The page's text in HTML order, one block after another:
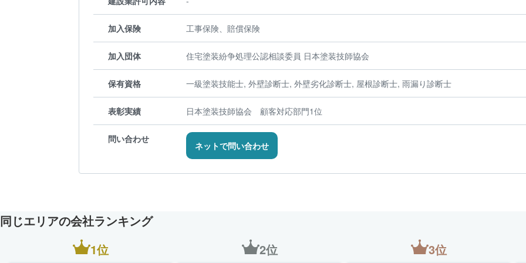
加入保険 工事保険、賠償保険
加入団体 住宅塗装紛争処理公認相談委員 日本塗装技師協会
保有資格 一級塗装技能士, 外壁診断士, 外壁劣化診断士, 屋根診断士, 雨漏り診断士
表彰実績 日本塗装技師協会 顧客対応部門1位
問い合わせ
ネットで問い合わせ
同じエリアの会社ランキング
1位
2位 3位